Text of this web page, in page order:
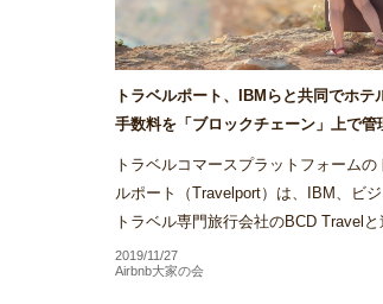
トラベルポート、IBMらと共同でホテ
手数料を「ブロックチェーン」上で管
トラベルコマースプラットフォームの
ルポート（Travelport）は、IBM、ビ
トラベル専門旅行会社のBCD Travel
し、ブロックチェーンを活用したホテ
手数料の管理プラット...
2019/11/27
Airbnb大家の会